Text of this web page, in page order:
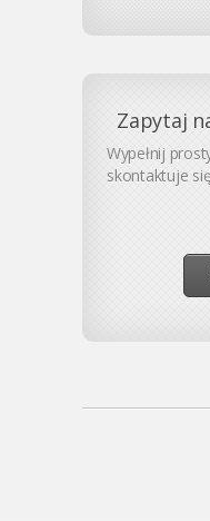
Zapytaj
Wypełnij
skontaktuje